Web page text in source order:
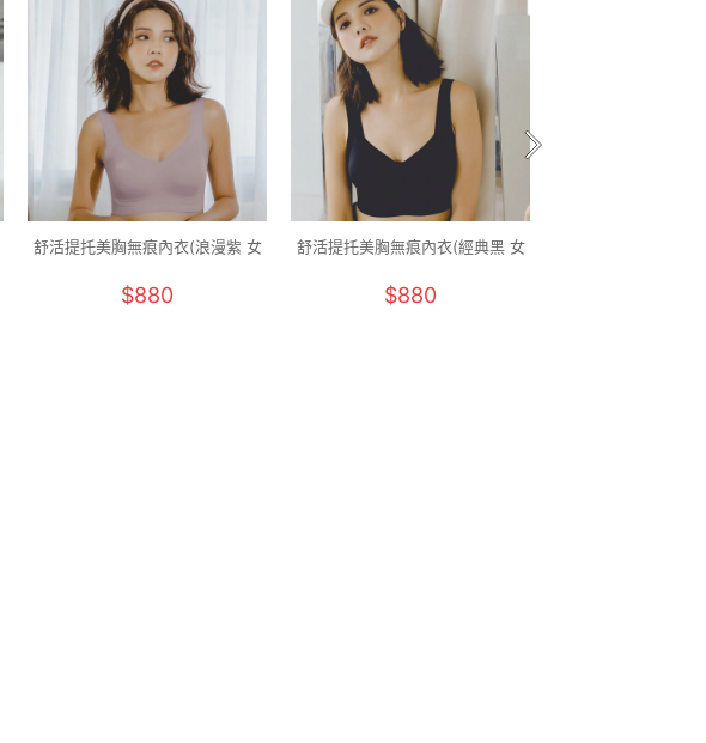
舒活提托美胸無痕內衣(浪漫紫 女
$880
舒活提托美胸無痕內衣(經典黑 女
$880